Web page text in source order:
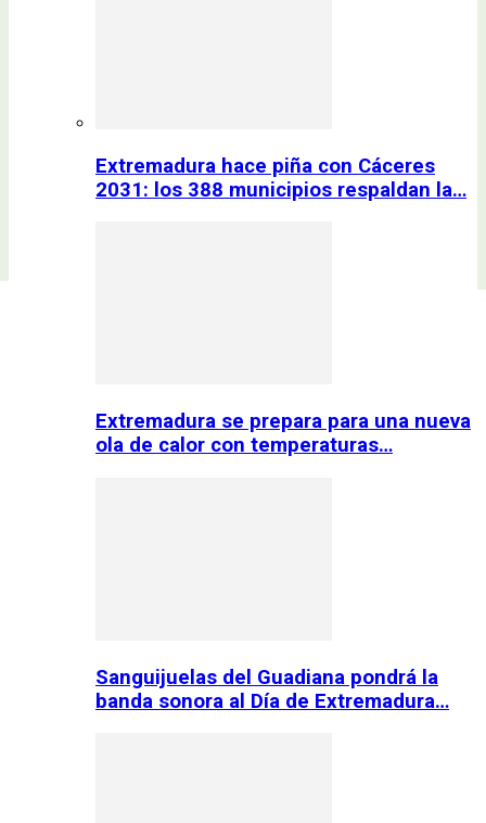
Extremadura hace piña con Cáceres
2031: los 388 municipios respaldan la…
Extremadura se prepara para una nueva
ola de calor con temperaturas…
Sanguijuelas del Guadiana pondrá la
banda sonora al Día de Extremadura…